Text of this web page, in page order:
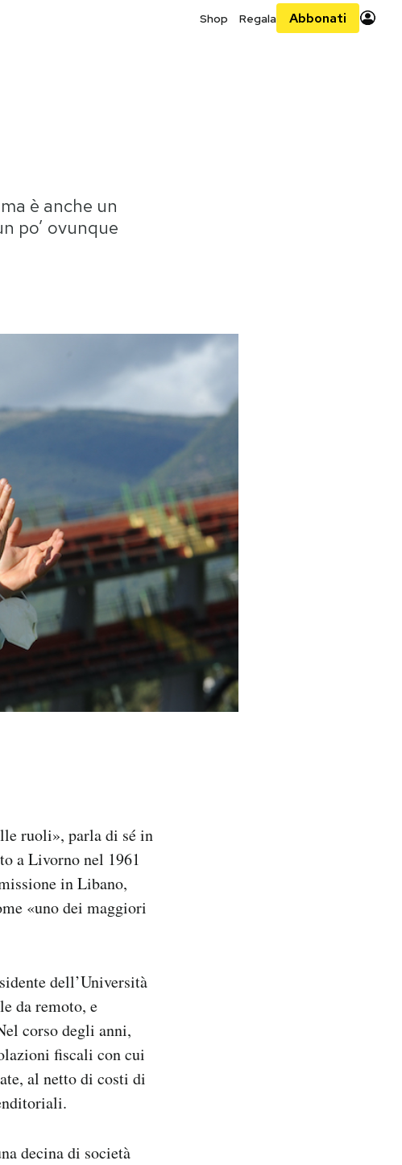
Shop Regala Abbonati
è anche un
po’ ovunque
ruoli», parla di sé in
a Livorno nel 1961
in Libano,
«uno dei maggiori
dell’Università
da remoto, e
corso degli anni,
fiscali con cui
al netto di costi di
decina di società